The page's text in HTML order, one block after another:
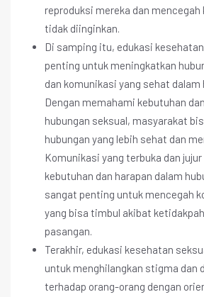
reproduksi mereka dan mencegah
tidak diinginkan.
Di samping itu, edukasi
penting untuk meningkatkan
dan komunikasi yang sehat
Dengan memahami kebutuhan
hubungan seksual, masyarakat
hubungan yang lebih sehat dan
Komunikasi yang terbuka dan
kebutuhan dan harapan dalam
sangat penting untuk mencegah
yang bisa timbul akibat
pasangan.
Terakhir, edukasi kesehatan
untuk menghilangkan stigma dan
terhadap orang-orang dengan